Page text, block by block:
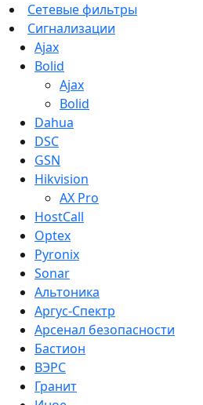
Сетевые фильтры
Сигнализации
Ajax
Bolid
Ajax
Bolid
Dahua
DSC
GSN
Hikvision
AX Pro
HostCall
Optex
Pyronix
Sonar
Альтоника
Аргус-Спектр
Арсенал безопасности
Бастион
ВЭРС
Гранит